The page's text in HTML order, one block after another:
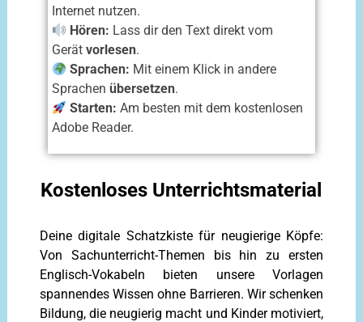
Internet nutzen.
Hören: Lass dir den Text direkt vom
Gerät vorlesen.
Sprachen: Mit einem Klick in andere
Sprachen übersetzen.
Starten: Am besten mit dem kostenlosen
Adobe Reader.
Kostenloses Unterrichtsmaterial
Deine digitale Schatzkiste für neugierige Köpfe:
Von Sachunterricht-Themen bis hin zu ersten
Englisch-Vokabeln bieten unsere Vorlagen
spannendes Wissen ohne Barrieren. Wir schenken
Bildung, die neugierig macht und Kinder motiviert,